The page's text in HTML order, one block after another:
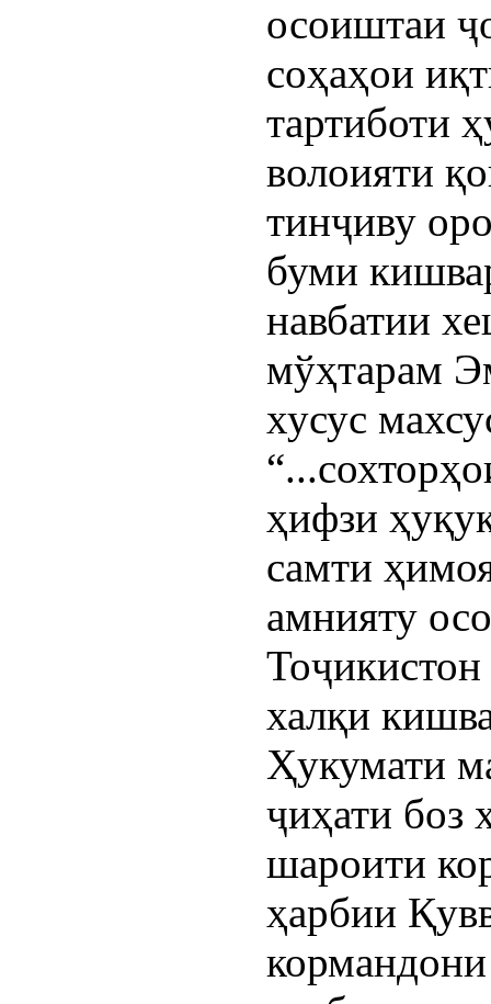
осоиштаи
соҳаҳои
тартиботи
волоияти
тинҷиву
буми
навбатии
мўҳтарам
хусус
ҳифзи
самти
амнияту
Тоҷикистон
халқи
Ҳукумати
ҷиҳати боз
шароити
ҳарбии